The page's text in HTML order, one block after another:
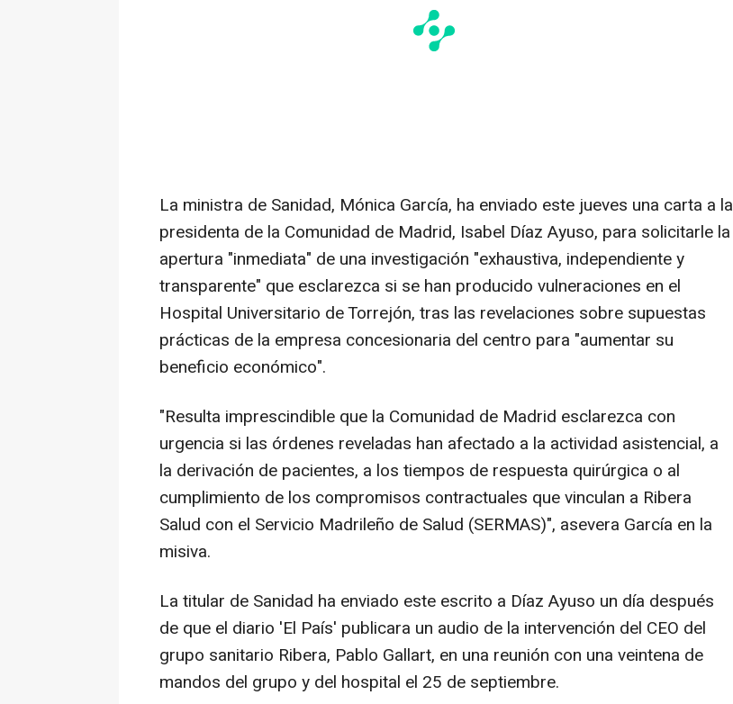
La ministra de Sanidad, Mónica García, ha enviado este jueves una carta a la
presidenta de la Comunidad de Madrid, Isabel Díaz Ayuso, para solicitarle la
apertura "inmediata" de una investigación "exhaustiva, independiente y
transparente" que esclarezca si se han producido vulneraciones en el
Hospital Universitario de Torrejón, tras las revelaciones sobre supuestas
prácticas de la empresa concesionaria del centro para "aumentar su
beneficio económico".
"Resulta imprescindible que la Comunidad de Madrid esclarezca con
urgencia si las órdenes reveladas han afectado a la actividad asistencial, a
la derivación de pacientes, a los tiempos de respuesta quirúrgica o al
cumplimiento de los compromisos contractuales que vinculan a Ribera
Salud con el Servicio Madrileño de Salud (SERMAS)", asevera García en la
misiva.
La titular de Sanidad ha enviado este escrito a Díaz Ayuso un día después
de que el diario 'El País' publicara un audio de la intervención del CEO del
grupo sanitario Ribera, Pablo Gallart, en una reunión con una veintena de
mandos del grupo y del hospital el 25 de septiembre.